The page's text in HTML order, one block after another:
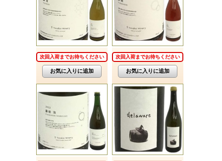
次回入荷までお待ちください 次回入荷までお待ちください